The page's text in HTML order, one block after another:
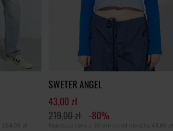
164,00 zł
SWETER ANGEL
43,00 zł
219,00 zł -80%
Najniższa cena z 30 dni przed obniżką 43,80 zł